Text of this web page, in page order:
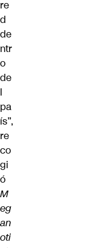
re
d
de
ntr
o
de
l
pa
ís”,
re
co
gi
ó
M
eg
an
oti